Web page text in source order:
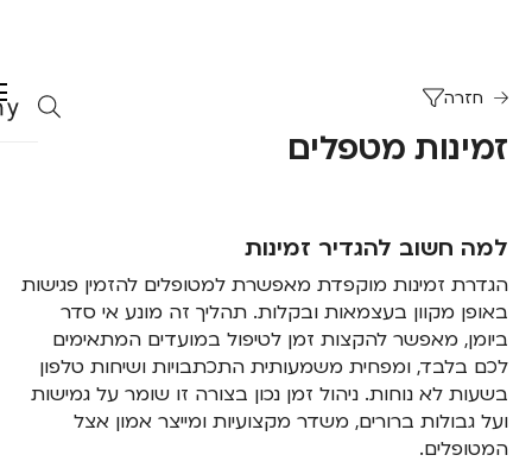
חזרה
זמינות מטפלים
למה חשוב להגדיר זמינות
הגדרת זמינות מוקפדת מאפשרת למטופלים להזמין פגישות
באופן מקוון בעצמאות ובקלות. תהליך זה מונע אי סדר
ביומן, מאפשר להקצות זמן לטיפול במועדים המתאימים
לכם בלבד, ומפחית משמעותית התכתבויות ושיחות טלפון
בשעות לא נוחות. ניהול זמן נכון בצורה זו שומר על גמישות
ועל גבולות ברורים, משדר מקצועיות ומייצר אמון אצל
המטופלים.